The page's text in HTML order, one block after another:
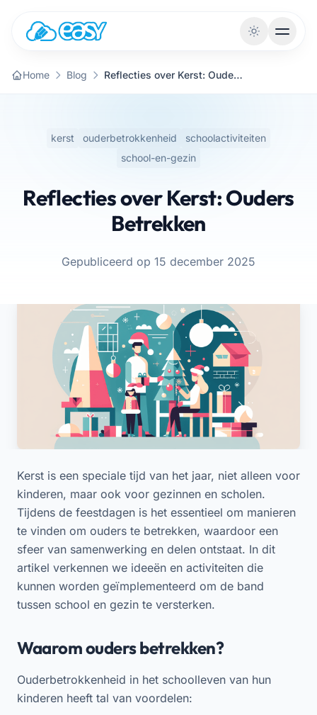
Home Blog Reflecties over Kerst: Ouders Betrekken
kerst ouderbetrokkenheid
schoolactiviteiten
school-en-gezin
Reflecties over Kerst: Ouders
Betrekken
Gepubliceerd op 15 december 2025
Kerst is een speciale tijd van het jaar, niet alleen voor
kinderen, maar ook voor gezinnen en scholen.
Tijdens de feestdagen is het essentieel om manieren
te vinden om ouders te betrekken, waardoor een
sfeer van samenwerking en delen ontstaat. In dit
artikel verkennen we ideeën en activiteiten die
kunnen worden geïmplementeerd om de band
tussen school en gezin te versterken.
Waarom ouders betrekken?
Ouderbetrokkenheid in het schoolleven van hun
kinderen heeft tal van voordelen: